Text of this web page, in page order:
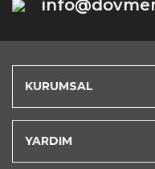
KURUMSAL
YARDIM